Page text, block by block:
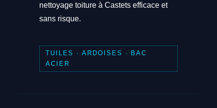
nettoyage toiture à Castets efficace et
sans risque.
TUILES · ARDOISES · BAC
ACIER